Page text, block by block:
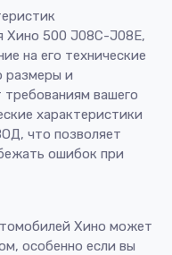
Хино 500 J08C-J08E,
на его технические
размеры и
вашего
характеристики
что позволяет
ошибок при
Хино может
особенно если вы